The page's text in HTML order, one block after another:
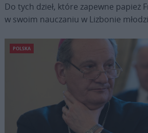
Do tych dzieł, które zapewne papież
w swoim nauczaniu w Lizbonie
POLSKA